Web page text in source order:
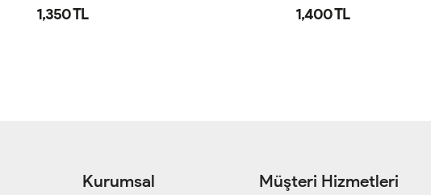
1,350 TL 1,400 TL
Kurumsal Müşteri Hizmetleri